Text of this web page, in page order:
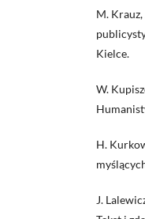
M.
Kielce.
W.
H.
J.